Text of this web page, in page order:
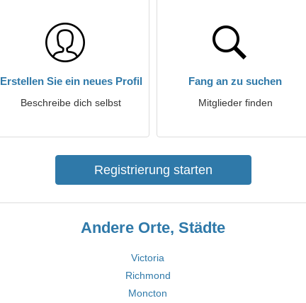
Erstellen Sie ein neues Profil
Beschreibe dich selbst
Fang an zu suchen
Mitglieder finden
Registrierung starten
Andere Orte, Städte
Victoria
Richmond
Moncton